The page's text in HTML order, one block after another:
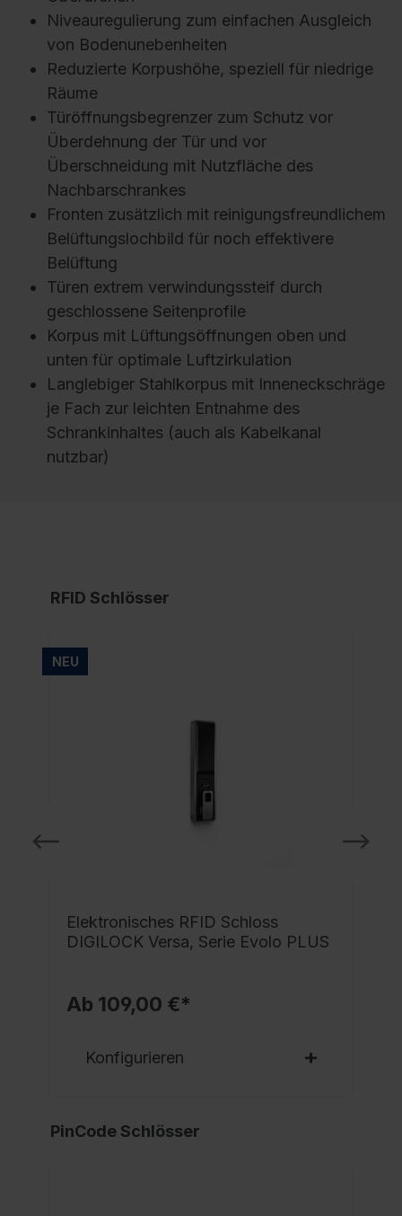
Niveauregulierung zum einfachen Ausgleich
von Bodenunebenheiten
Reduzierte Korpushöhe, speziell für niedrige
Räume
Türöffnungsbegrenzer zum Schutz vor
Überdehnung der Tür und vor
Überschneidung mit Nutzfläche des
Nachbarschrankes
Fronten zusätzlich mit reinigungsfreundlichem
Belüftungslochbild für noch effektivere
Belüftung
Türen extrem verwindungssteif durch
geschlossene Seitenprofile
Korpus mit Lüftungsöffnungen oben und
unten für optimale Luftzirkulation
Langlebiger Stahlkorpus mit Inneneckschräge
je Fach zur leichten Entnahme des
Schrankinhaltes (auch als Kabelkanal
nutzbar)
RFID Schlösser
NEU
Elektronisches RFID Schloss
DIGILOCK Versa, Serie Evolo PLUS
Ab 109,00 €*
Konfigurieren
PinCode Schlösser